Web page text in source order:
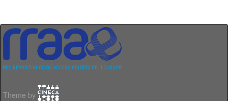
Theme by